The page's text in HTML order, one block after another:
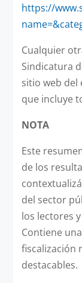
https://
Cualquier
Sindicatura
sitio web del
que incluye
NOTA
Este
de los
del sector
los lectores
Contiene
fiscalización
destacables.